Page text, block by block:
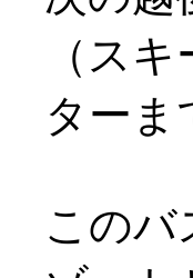
（ス
ター
このバ